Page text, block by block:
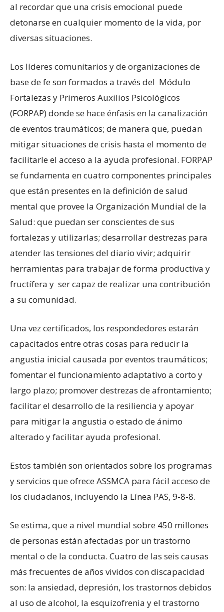
al recordar que una crisis emocional puede
detonarse en cualquier momento de la vida, por
diversas situaciones.
Los líderes comunitarios y de organizaciones de
base de fe son formados a través del Módulo
Fortalezas y Primeros Auxilios Psicológicos
(FORPAP) donde se hace énfasis en la canalización
de eventos traumáticos; de manera que, puedan
mitigar situaciones de crisis hasta el momento de
facilitarle el acceso a la ayuda profesional. FORPAP
se fundamenta en cuatro componentes principales
que están presentes en la definición de salud
mental que provee la Organización Mundial de la
Salud: que puedan ser conscientes de sus
fortalezas y utilizarlas; desarrollar destrezas para
atender las tensiones del diario vivir; adquirir
herramientas para trabajar de forma productiva y
fructífera y ser capaz de realizar una contribución
a su comunidad.
Una vez certificados, los respondedores estarán
capacitados entre otras cosas para reducir la
angustia inicial causada por eventos traumáticos;
fomentar el funcionamiento adaptativo a corto y
largo plazo; promover destrezas de afrontamiento;
facilitar el desarrollo de la resiliencia y apoyar
para mitigar la angustia o estado de ánimo
alterado y facilitar ayuda profesional.
Estos también son orientados sobre los programas
y servicios que ofrece ASSMCA para fácil acceso de
los ciudadanos, incluyendo la Línea PAS, 9-8-8.
Se estima, que a nivel mundial sobre 450 millones
de personas están afectadas por un trastorno
mental o de la conducta. Cuatro de las seis causas
más frecuentes de años vividos con discapacidad
son: la ansiedad, depresión, los trastornos debidos
al uso de alcohol, la esquizofrenia y el trastorno